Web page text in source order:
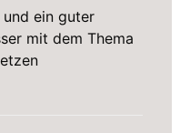
und ein guter
mit dem Thema